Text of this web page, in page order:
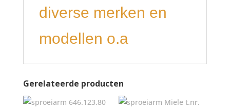
diverse merken en
modellen o.a
Gerelateerde producten